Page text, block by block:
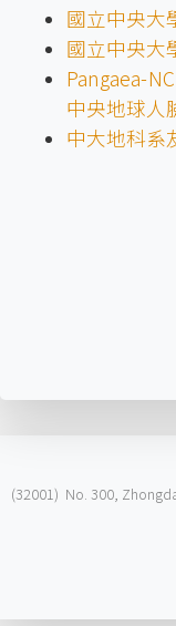
國立中央大
國立中央大
Pangaea-
中央地球人
中大地科系
(32001) No. 300,